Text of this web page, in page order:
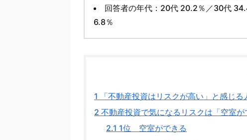
回答者の年代：20代 20.2％／30代
6.8％
1 「不動産投資はリスクが高い」と感じ
2 不動産投資で気になるリスクは「空室が
2.1 1位 空室ができる